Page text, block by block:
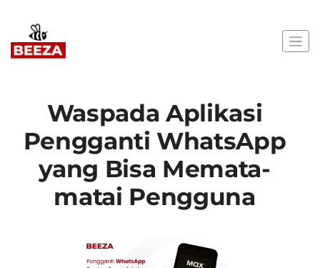
Waspada Aplikasi
Pengganti WhatsApp
yang Bisa Memata-
matai Pengguna